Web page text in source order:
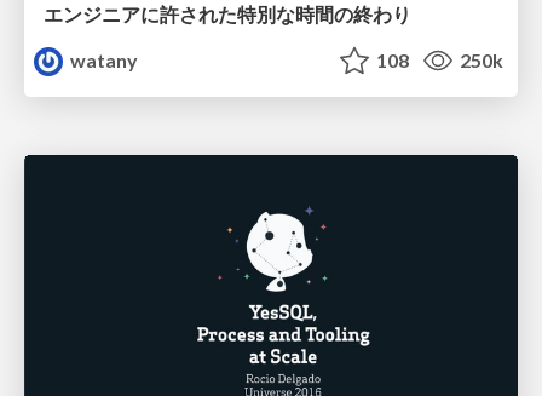
エンジニアに許された特別な時間の終わり
watany
108 250k